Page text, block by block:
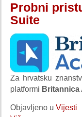
Probni
Suite
Za hrvatsku
platformi Britannica
Objavljeno u Vijesti